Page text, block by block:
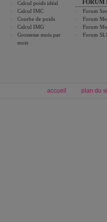
Calcul poids idéal
Calcul IMC
Courbe de poids
Calcul IMG
Grossesse mois par
mois
FORUM
Forum
Forum
Forum
Forum
accueil plan du